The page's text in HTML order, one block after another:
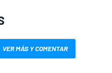
VER MÁS Y COMENTAR